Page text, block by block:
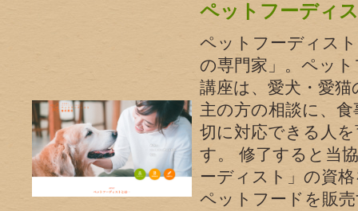
ペットフーディ
ペットフーディス
の専門家」。ペッ
講座は、愛犬・愛
主の方の相談に、
切に対応できる人
す。 修了すると当
ーディスト」の資
ペットフードを販